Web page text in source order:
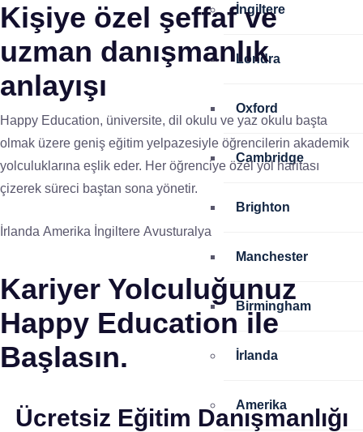
İngiltere
Londra
Oxford
Cambridge
Brighton
Manchester
Birmingham
İrlanda
Amerika
Kişiye özel şeffaf ve
uzman danışmanlık
anlayışı
Happy Education, üniversite, dil okulu ve yaz okulu başta
olmak üzere geniş eğitim yelpazesiyle öğrencilerin akademik
yolculuklarına eşlik eder. Her öğrenciye özel yol haritası
çizerek süreci baştan sona yönetir.
İrlanda Amerika İngiltere Avusturalya
Kariyer Yolculuğunuz
Happy Education ile
Başlasın.
Ücretsiz Eğitim Danışmanlığı